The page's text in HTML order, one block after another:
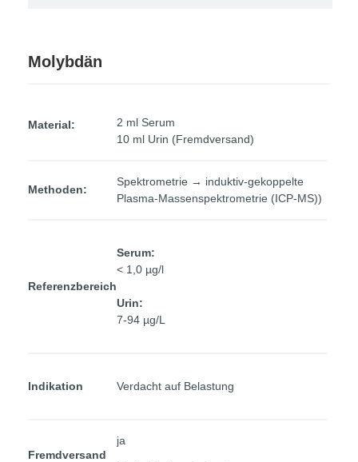
Molybdän
Material:
2 ml Serum
10 ml Urin (Fremdversand)
Methoden:
Spektrometrie → induktiv-gekoppelte
Plasma-Massenspektrometrie (ICP-MS))
Referenzbereich
Serum:
< 1,0 µg/l
Urin:
7-94 µg/L
Indikation Verdacht auf Belastung
Fremdversand
ja